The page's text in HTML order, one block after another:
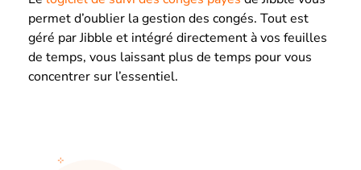
permet d’oublier la gestion des congés. Tout est
géré par Jibble et intégré directement à vos feuilles
de temps, vous laissant plus de temps pour vous
concentrer sur l’essentiel.